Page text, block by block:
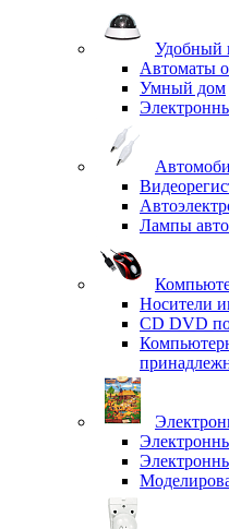
Удобный
Автоматы
Умный дом
Лампы
Носители
CD DVD